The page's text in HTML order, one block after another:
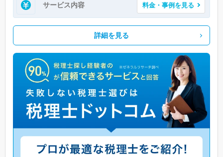
サービス内容 料金・事例を見る
詳細を見る